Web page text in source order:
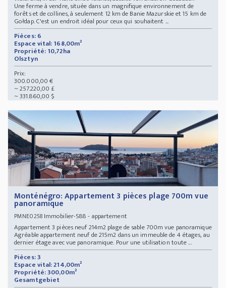
Une ferme à vendre, située dans un magnifique environnement de
forêts et de collines, à seulement 12 km de Banie Mazurskie et 15 km de
Gołdap. C'est un endroit idéal pour ceux qui souhaitent ...
Pièces: 6
Espace vital: 168,00m²
Propriété: 10,72ha
Olsztyn
Prix:
300.000,00 €
~ 257.220,00 £
~ 331.860,00 $
Monténégro: Appartement 3 pièces plage 700m vue
panoramique
PMNE0258Immobilier-S88 - appartement
Appartement 3 pièces neuf 214m2 plage de sable 700m vue panoramique
Agréable appartement neuf de 215m2 dans un immeuble de 4 étages, au
dernier étage avec vue panoramique. Pour une utilisation toute ...
Pièces: 3
Espace vital: 214,00m²
Propriété: 300,00m²
Gesamtgebiet